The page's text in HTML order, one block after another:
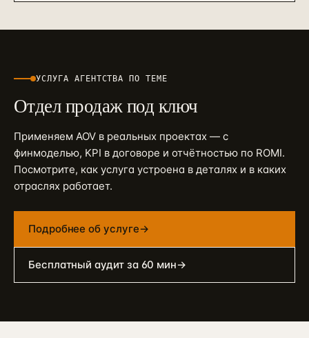
УСЛУГА АГЕНТСТВА ПО ТЕМЕ
Отдел продаж под ключ
Применяем AOV в реальных проектах — с
финмоделью, KPI в договоре и отчётностью по ROMI.
Посмотрите, как услуга устроена в деталях и в каких
отраслях работает.
Подробнее об услуге→
Бесплатный аудит за 60 мин→